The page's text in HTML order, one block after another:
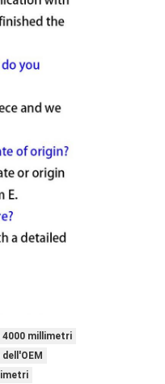
millimetri